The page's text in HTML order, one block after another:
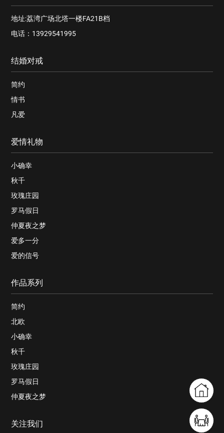
地址:荔湾广场北塔一楼FA21B档
电话：13929541995
结婚对戒
简约
情书
凡爱
爱情礼物
小确幸
秋千
玫瑰庄园
罗马假日
仲夏夜之梦
爱多一分
爱的信号
作品系列
简约
北欧
小确幸
秋千
玫瑰庄园
罗马假日
仲夏夜之梦
关注我们